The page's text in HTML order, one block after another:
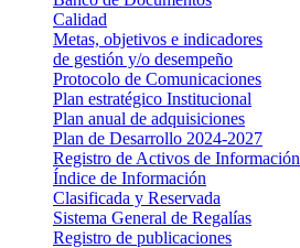
Calidad
Metas, objetivos e indicadores
de gestión y/o desempeño
Protocolo de Comunicaciones
Plan estratégico Institucional
Plan anual de adquisiciones
Plan de Desarrollo 2024-2027
​Registro de Activos de Información​​
Índice de Información
Clasificada y Reservada
Sistema General de Regalías
Registro de publicaciones